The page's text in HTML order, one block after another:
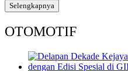
Selengkapnya
OTOMOTIF